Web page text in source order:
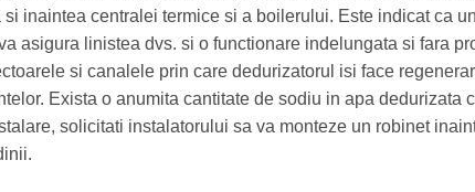
inaintea centralei termice si a boilerului. Este indicat ca un
asigura linistea dvs. si o functionare indelungata si fara
si canalele prin care dedurizatorul isi face
Exista o anumita cantitate de sodiu in apa dedurizata
solicitati instalatorului sa va monteze un robinet